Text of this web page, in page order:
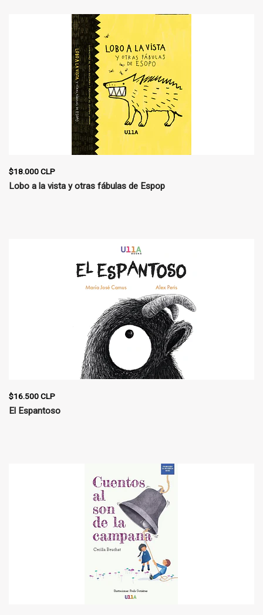
$18.000 CLP
Lobo a la vista y otras fábulas de Espop
$16.500 CLP
El Espantoso